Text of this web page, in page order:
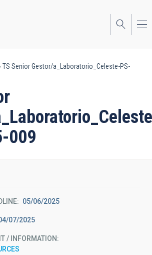
TS Senior Gestor/a_Laboratorio_Celeste-PS-
009
05/06/2025
07/2025
/ INFORMATION